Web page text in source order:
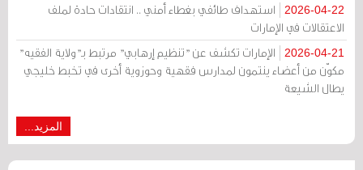
2026-04-22
استهداف طائفي بغطاء أمني .. انتقادات حادة لملف
الاعتقالات في الإمارات
2026-04-21
الإمارات تكشف عن "تنظيم إرهابي" مرتبط بـ"ولاية الفقيه"
مكوّن من أعضاء ينتمون لمدارس فقهية وحوزوية أخرى في تخبط خليجي
يطال الشيعة
المزيد...